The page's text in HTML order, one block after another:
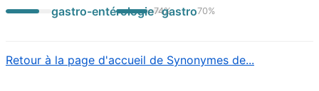
gastro-entérologie74%
gastro70%
Retour à la page d'accueil de Synonymes de...